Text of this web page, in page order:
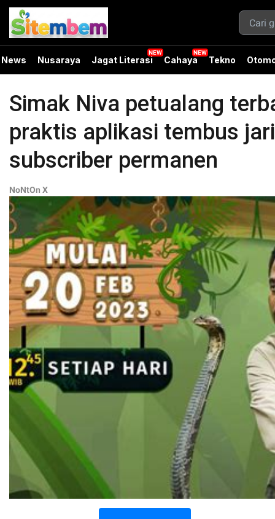
News Nusaraya Jagat Literasi Cahaya Tekno
Simak Niva petualang
praktis aplikasi tembus
subscriber permanen
NoNtOn X